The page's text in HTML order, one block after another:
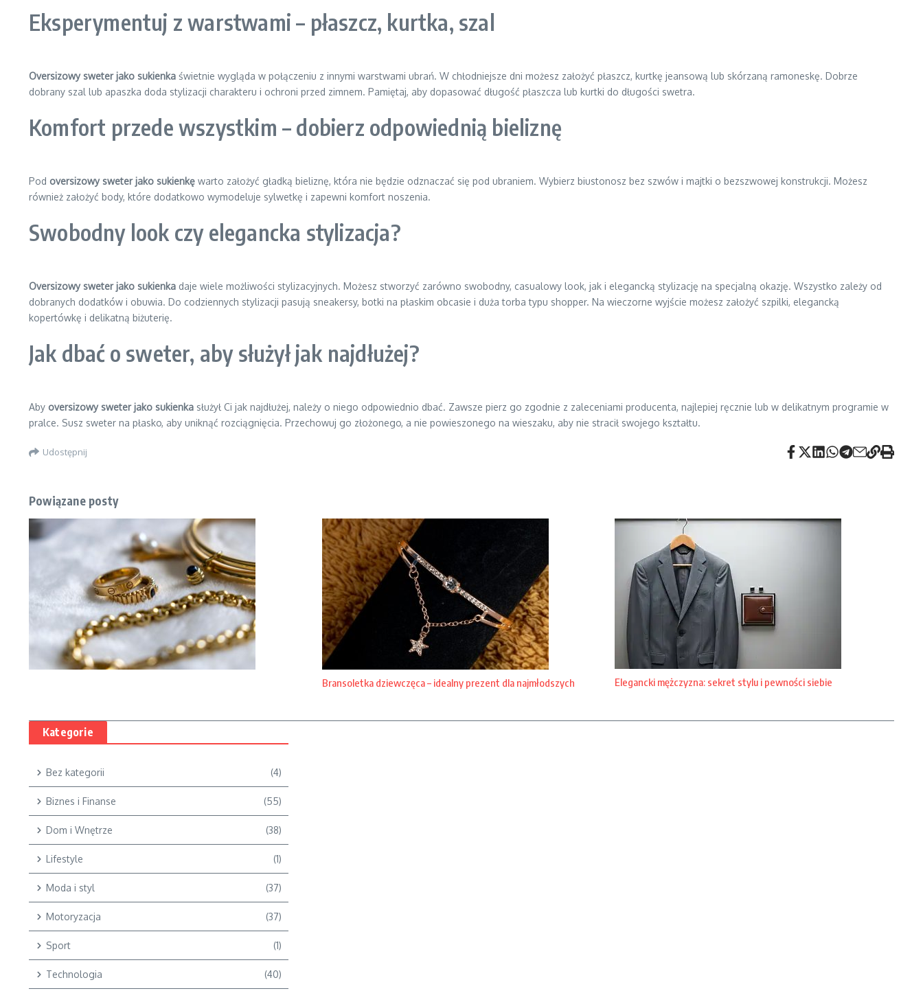
Eksperymentuj z warstwami – płaszcz, kurtka, szal
Oversizowy sweter jako sukienka świetnie wygląda w połączeniu z innymi warstwami ubrań. W chłodniejsze dni możesz założyć płaszcz, kurtkę jeansową lub skórzaną ramoneskę. Dobrze
dobrany szal lub apaszka doda stylizacji charakteru i ochroni przed zimnem. Pamiętaj, aby dopasować długość płaszcza lub kurtki do długości swetra.
Komfort przede wszystkim – dobierz odpowiednią bieliznę
Pod oversizowy sweter jako sukienkę warto założyć gładką bieliznę, która nie będzie odznaczać się pod ubraniem. Wybierz biustonosz bez szwów i majtki o bezszwowej konstrukcji. Możesz
również założyć body, które dodatkowo wymodeluje sylwetkę i zapewni komfort noszenia.
Swobodny look czy elegancka stylizacja?
Oversizowy sweter jako sukienka daje wiele możliwości stylizacyjnych. Możesz stworzyć zarówno swobodny, casualowy look, jak i elegancką stylizację na specjalną okazję. Wszystko zależy od
dobranych dodatków i obuwia. Do codziennych stylizacji pasują sneakersy, botki na płaskim obcasie i duża torba typu shopper. Na wieczorne wyjście możesz założyć szpilki, elegancką
kopertówkę i delikatną biżuterię.
Jak dbać o sweter, aby służył jak najdłużej?
Aby oversizowy sweter jako sukienka służył Ci jak najdłużej, należy o niego odpowiednio dbać. Zawsze pierz go zgodnie z zaleceniami producenta, najlepiej ręcznie lub w delikatnym programie w
pralce. Susz sweter na płasko, aby uniknąć rozciągnięcia. Przechowuj go złożonego, a nie powieszonego na wieszaku, aby nie stracił swojego kształtu.
Udostępnij
Powiązane posty
Bransoletka dziewczęca – idealny prezent dla najmłodszych Elegancki mężczyzna: sekret stylu i pewności siebie
Kategorie
Bez kategorii (4)
Biznes i Finanse (55)
Dom i Wnętrze (38)
Lifestyle (1)
Moda i styl (37)
Motoryzacja (37)
Sport (1)
Technologia (40)